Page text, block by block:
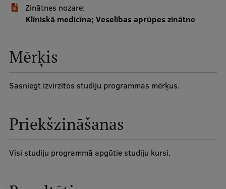
Studiju norises vietas
Fakultātes
Stratēģija
Struktūra
Identitāte
Muzeji un ekspozīcijas
Zinātnes nozare:
Klīniskā medicīna; Veselības aprūpes zinātne
Mērķis
Sasniegt izvirzītos studiju programmas mērķus.
Priekšzināšanas
Visi studiju programmā apgūtie studiju kursi.